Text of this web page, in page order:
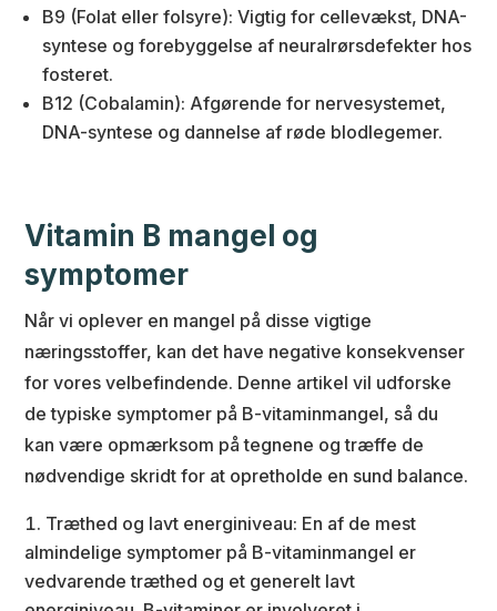
B9 (Folat eller folsyre): Vigtig for cellevækst, DNA-
syntese og forebyggelse af neuralrørsdefekter hos
fosteret.
B12 (Cobalamin): Afgørende for nervesystemet,
DNA-syntese og dannelse af røde blodlegemer.
Vitamin B mangel og
symptomer
Når vi oplever en mangel på disse vigtige
næringsstoffer, kan det have negative konsekvenser
for vores velbefindende. Denne artikel vil udforske
de typiske symptomer på B-vitaminmangel, så du
kan være opmærksom på tegnene og træffe de
nødvendige skridt for at opretholde en sund balance.
Træthed og lavt energiniveau: En af de mest
almindelige symptomer på B-vitaminmangel er
vedvarende træthed og et generelt lavt